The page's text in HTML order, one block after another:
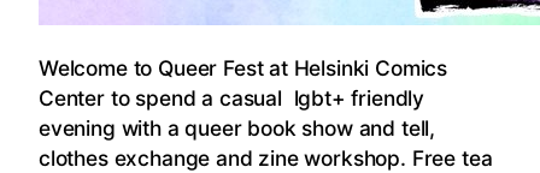
Welcome to Queer Fest at Helsinki Comics
Center to spend a casual lgbt+ friendly
evening with a queer book show and tell,
clothes exchange and zine workshop. Free tea